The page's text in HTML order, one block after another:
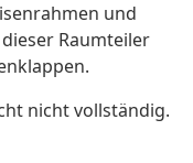
und
Raumteiler
nicht vollständig.